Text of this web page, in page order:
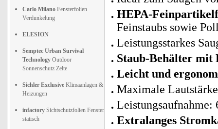
Carlo Milano Fensterfolien
Verdunkelung
ELESION
Semptec Urban Survival
Technology Outdoor
Sonnenschutz Zelte
Sichler Exclusive Klimaanlagen &
Heizungen
infactory Sichtschutzfolien Fenster
statisch
HEPA-
Feinstaubs sowie
Leistungsstarkes
Staub-Behälter mit
Leicht und
Maximale
Leistungsaufnahme:
Extralanges